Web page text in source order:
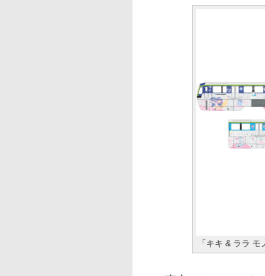
「キキ & ララ モ